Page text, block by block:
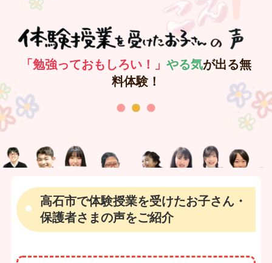
「勉強っておもしろい！」 やる気が出る無
料体験！
高石市で体験授業を受けたお子さん・
保護者さまの声をご紹介